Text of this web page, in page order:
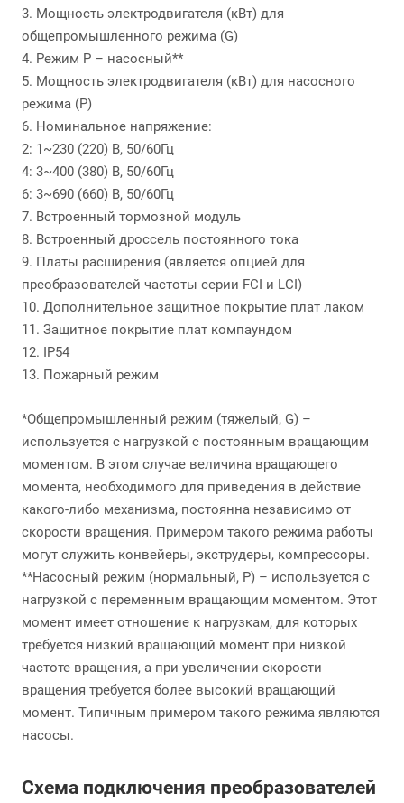
3. Мощность электродвигателя (кВт) для
общепромышленного режима (G)
4. Режим P – насосный**
5. Мощность электродвигателя (кВт) для насосного
режима (P)
6. Номинальное напряжение:
2: 1~230 (220) В, 50/60Гц
4: 3~400 (380) В, 50/60Гц
6: 3~690 (660) В, 50/60Гц
7. Встроенный тормозной модуль
8. Встроенный дроссель постоянного тока
9. Платы расширения (является опцией для
преобразователей частоты серии FCI и LCI)
10. Дополнительное защитное покрытие плат лаком
11. Защитное покрытие плат компаундом
12. IP54
13. Пожарный режим
*Общепромышленный режим (тяжелый, G) –
используется с нагрузкой с постоянным вращающим
моментом. В этом случае величина вращающего
момента, необходимого для приведения в действие
какого-либо механизма, постоянна независимо от
скорости вращения. Примером такого режима работы
могут служить конвейеры, экструдеры, компрессоры.
**Насосный режим (нормальный, P) – используется с
нагрузкой с переменным вращающим моментом. Этот
момент имеет отношение к нагрузкам, для которых
требуется низкий вращающий момент при низкой
частоте вращения, а при увеличении скорости
вращения требуется более высокий вращающий
момент. Типичным примером такого режима являются
насосы.
Схема подключения преобразователей